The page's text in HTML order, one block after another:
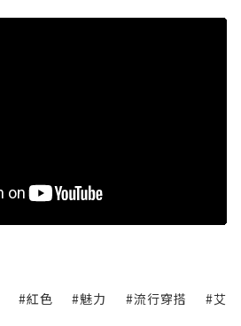
#紅色 #魅力 #流行穿搭
#艾